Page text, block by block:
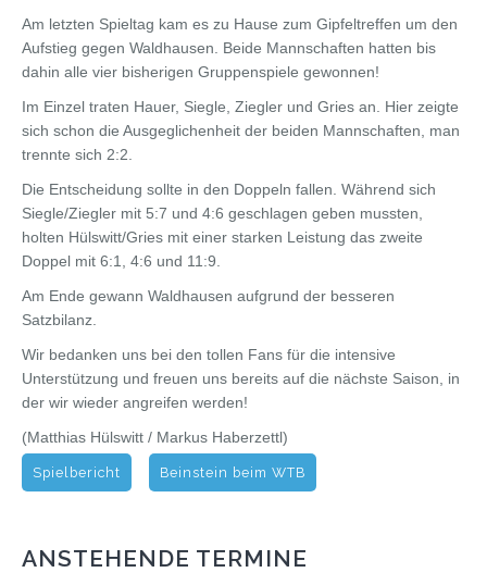
Am letzten Spieltag kam es zu Hause zum Gipfeltreffen um den
Aufstieg gegen Waldhausen. Beide Mannschaften hatten bis
dahin alle vier bisherigen Gruppenspiele gewonnen!
Im Einzel traten Hauer, Siegle, Ziegler und Gries an. Hier zeigte
sich schon die Ausgeglichenheit der beiden Mannschaften, man
trennte sich 2:2.
Die Entscheidung sollte in den Doppeln fallen. Während sich
Siegle/Ziegler mit 5:7 und 4:6 geschlagen geben mussten,
holten Hülswitt/Gries mit einer starken Leistung das zweite
Doppel mit 6:1, 4:6 und 11:9.
Am Ende gewann Waldhausen aufgrund der besseren
Satzbilanz.
Wir bedanken uns bei den tollen Fans für die intensive
Unterstützung und freuen uns bereits auf die nächste Saison, in
der wir wieder angreifen werden!
(Matthias Hülswitt / Markus Haberzettl)
Spielbericht Beinstein beim WTB
ANSTEHENDE TERMINE